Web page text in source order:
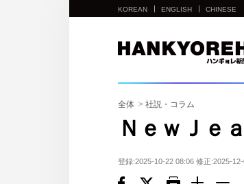
他
国
の
サ
イ
ト
の
KOREAN ENGLISH CHINESE
全体 > 社説・コラム
ＮｅｗＪｅ
登録:2025-10-22 08:06 修正:2025-